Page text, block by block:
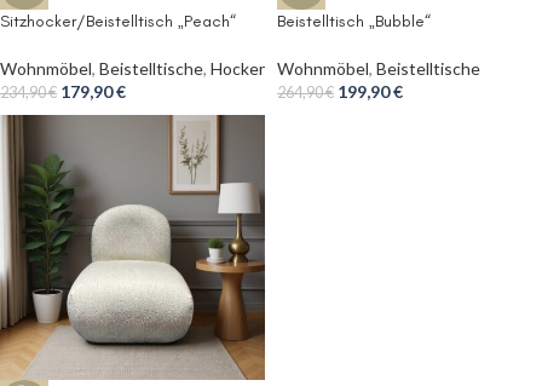
Sitzhocker/Beistelltisch „Peach“
Wohnmöbel, Beistelltische, Hocker
234,90€ 179,90€
Beistelltisch „Bubble“
Wohnmöbel, Beistelltische
264,90€ 199,90€